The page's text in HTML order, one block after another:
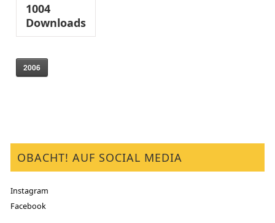
1004
Downloads
2006
OBACHT! AUF SOCIAL MEDIA
Instagram
Facebook